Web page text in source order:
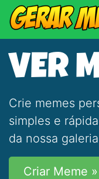
VER
Crie memes
simples e
da nossa
Criar Meme »